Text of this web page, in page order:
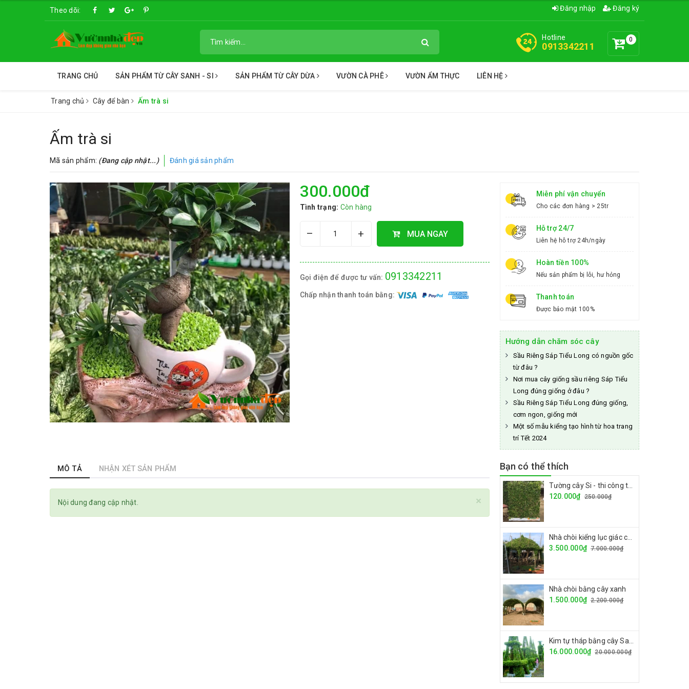
Theo dõi: Đăng nhập Đăng ký
0
Hotline
0913342211
TRANG CHỦ SẢN PHẨM TỪ CÂY SANH - SI SẢN PHẨM TỪ CÂY DỪA VƯỜN CÀ PHÊ VƯỜN ẨM THỰC LIÊN HỆ
Trang chủ Cây để bàn Ấm trà si
Ấm trà si
Mã sản phẩm: (Đang cập nhật...) Đánh giá sản phẩm
300.000₫
Tình trạng: Còn hàng
– + MUA NGAY
Gọi điện để được tư vấn: 0913342211
Chấp nhận thanh toán bằng:
Miễn phí vận chuyển
Cho các đơn hàng > 25tr
Hỗ trợ 24/7
Liên hệ hỗ trợ 24h/ngày
Hoàn tiền 100%
Nếu sản phẩm bị lỗi, hư hỏng
Thanh toán
Được bảo mật 100%
Hướng dẫn chăm sóc cây
Sầu Riêng Sáp Tiểu Long có nguồn gốc
từ đâu ?
Nơi mua cây giống sầu riêng Sáp Tiểu
Long đúng giống ở đâu ?
Sầu Riêng Sáp Tiểu Long đúng giống,
cơm ngon, giống mới
Một số mẫu kiểng tạo hình từ hoa trang
trí Tết 2024
MÔ TẢ NHẬN XÉT SẢN PHẨM
×
Nội dung đang cập nhật.
Bạn có thể thích
120.000₫ 250.000₫
3.500.000₫ 7.000.000₫
Nhà chòi bằng cây xanh
1.500.000₫ 2.200.000₫
16.000.000₫ 20.000.000₫